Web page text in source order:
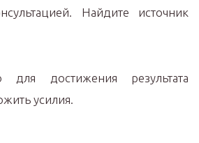
Найдите источник
достижения результата
усилия.